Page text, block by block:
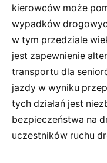
kierowców może
wypadków
w tym przedziale
jest zapewnienie
transportu dla
jazdy w wyniku
tych działań jest
bezpieczeństwa na
uczestników ruchu